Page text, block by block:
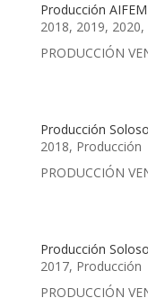
Producción
2018, 2019, 2020,
PRODUCCIÓN
Producción
2018, Producción
PRODUCCIÓN
Producción
2017, Producción
PRODUCCIÓN